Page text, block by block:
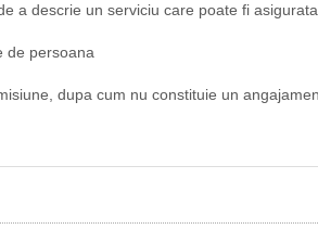
a descrie un serviciu care poate fi
de persoana
dupa cum nu constituie un